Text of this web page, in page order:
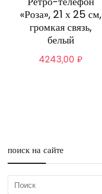
«Роза», 21 х 25 см,
громкая связь,
белый
4243,00₽
поиск на сайте